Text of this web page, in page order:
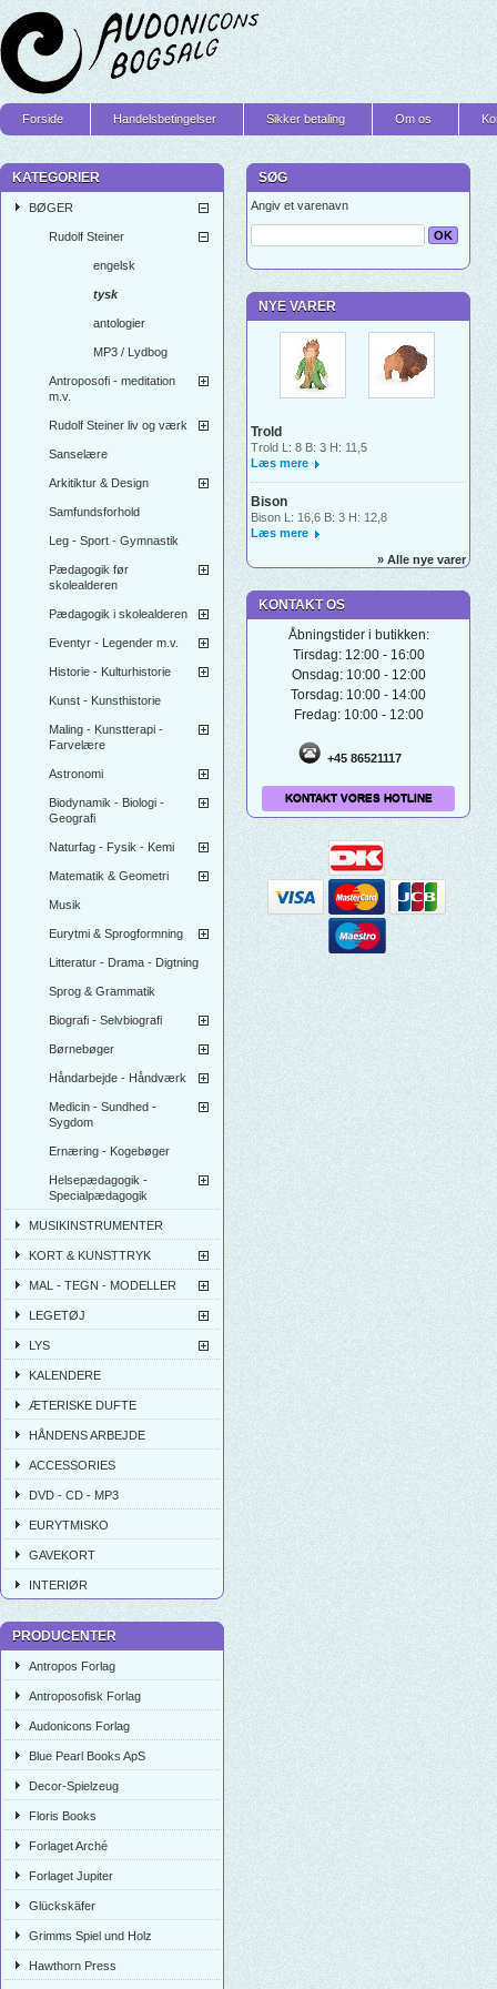
Forside Handelsbetingelser Sikker betaling Om os
KATEGORIER
BØGER
Rudolf Steiner
engelsk
tysk
antologier
MP3 / Lydbog
Antroposofi - meditation
m.v.
Rudolf Steiner liv og værk
Sanselære
Arkitiktur & Design
Samfundsforhold
Leg - Sport - Gymnastik
Pædagogik før
skolealderen
Pædagogik i skolealderen
Eventyr - Legender m.v.
Historie - Kulturhistorie
Kunst - Kunsthistorie
Maling - Kunstterapi -
Farvelære
Astronomi
Biodynamik - Biologi -
Geografi
Naturfag - Fysik - Kemi
Matematik & Geometri
Musik
Eurytmi & Sprogformning
Litteratur - Drama - Digtning
Sprog & Grammatik
Biografi - Selvbiografi
Børnebøger
Håndarbejde - Håndværk
Medicin - Sundhed -
Sygdom
Ernæring - Kogebøger
Helsepædagogik -
Specialpædagogik
MUSIKINSTRUMENTER
KORT & KUNSTTRYK
MAL - TEGN - MODELLER
LEGETØJ
LYS
KALENDERE
ÆTERISKE DUFTE
HÅNDENS ARBEJDE
ACCESSORIES
DVD - CD - MP3
EURYTMISKO
GAVEKORT
INTERIØR
PRODUCENTER
Antropos Forlag
Antroposofisk Forlag
Audonicons Forlag
Blue Pearl Books ApS
Decor-Spielzeug
Floris Books
Forlaget Arché
Forlaget Jupiter
Glückskäfer
Grimms Spiel und Holz
Hawthorn Press
SØG
Angiv et varenavn
NYE VARER
Trold
Trold L: 8 B: 3 H: 11,5
Læs mere
Bison
Bison L: 16,6 B: 3 H: 12,8
Læs mere
» Alle nye varer
KONTAKT OS
Åbningstider i butikken:
Tirsdag: 12:00 - 16:00
Onsdag: 10:00 - 12:00
Torsdag: 10:00 - 14:00
Fredag: 10:00 - 12:00
+45 86521117
KONTAKT VORES HOTLINE